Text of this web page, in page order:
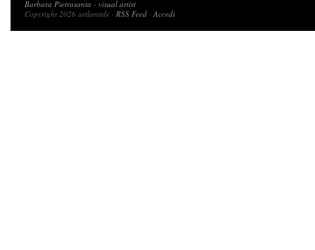
Barbara Pietrasanta - visual artist
Copyright 2026 artlantide · RSS Feed ·Accedi